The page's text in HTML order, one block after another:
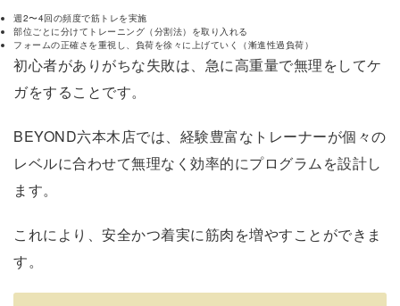
週2〜4回の頻度で筋トレを実施
部位ごとに分けてトレーニング（分割法）を取り入れる
フォームの正確さを重視し、負荷を徐々に上げていく（漸進性過負荷）
初心者がありがちな失敗は、急に高重量で無理をしてケ
ガをすることです。
BEYOND六本木店では、経験豊富なトレーナーが個々の
レベルに合わせて無理なく効率的にプログラムを設計し
ます。
これにより、安全かつ着実に筋肉を増やすことができま
す。